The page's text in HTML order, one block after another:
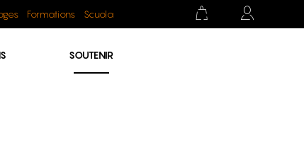
Formations Scuola
SOUTENIR